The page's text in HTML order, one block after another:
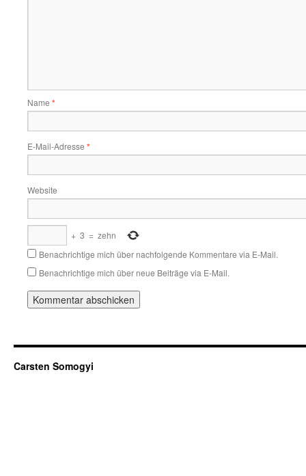
Name *
E-Mail-Adresse *
Website
+ 3 = zehn
Benachrichtige mich über nachfolgende Kommentare via E-Mail.
Benachrichtige mich über neue Beiträge via E-Mail.
Carsten Somogyi